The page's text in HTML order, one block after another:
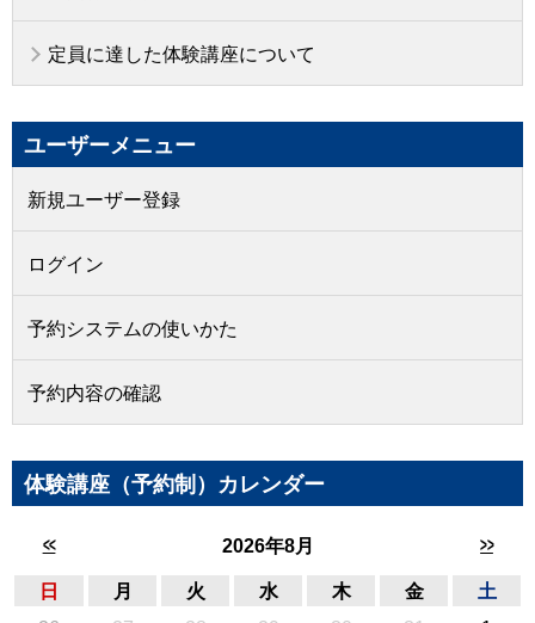
定員に達した体験講座について
ユーザーメニュー
新規ユーザー登録
ログイン
予約システムの使いかた
予約内容の確認
体験講座（予約制）カレンダー
<< 2026年8月 >>
日 月 火 水 木 金
土